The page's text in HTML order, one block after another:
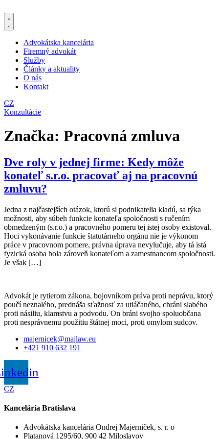
na
obsah
Advokátska kancelária
Firemný advokát
Služby
Články a aktuality
O nás
Kontakt
CZ
Konzultácie
Značka: Pracovná zmluva
Dve roly v jednej firme: Kedy môže
konateľ s.r.o. pracovať aj na pracovnú
zmluvu?
Jedna z najčastejších otázok, ktorú si podnikatelia kladú, sa týka
možnosti, aby súbeh funkcie konateľa spoločnosti s ručením
obmedzeným (s.r.o.) a pracovného pomeru tej istej osoby existoval.
Hoci vykonávanie funkcie štatutárneho orgánu nie je výkonom
práce v pracovnom pomere, právna úprava nevylučuje, aby tá istá
fyzická osoba bola zároveň konateľom a zamestnancom spoločnosti.
Je však […]
Advokát je rytierom zákona, bojovníkom práva proti neprávu, ktorý
poučí neznalého, prednáša sťažnosť za utláčaného, chráni slabého
proti násiliu, klamstvu a podvodu. On bráni svojho spoluobčana
proti nesprávnemu použitiu štátnej moci, proti omylom sudcov.
majernicek@majlaw.eu
+421 910 632 191
CZ
Kancelária Bratislava
Advokátska kancelária Ondrej Majerniček, s. r. o
Platanová 1295/60, 900 42 Miloslavov